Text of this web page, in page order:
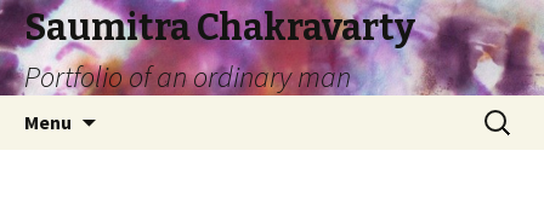
Saumitra Chakravarty
Portfolio of an ordinary man
Menu
Search
for: